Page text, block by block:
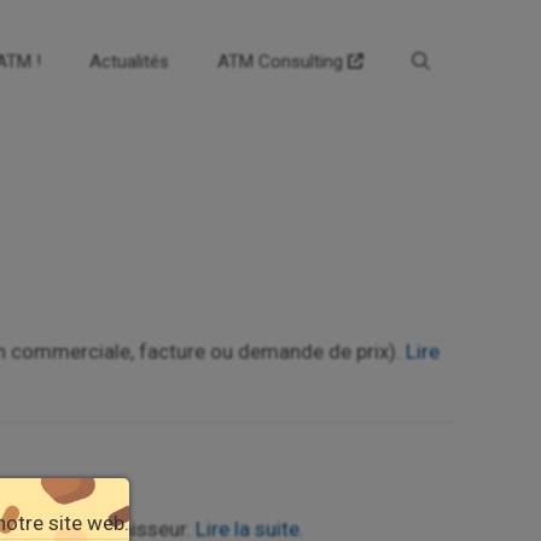
! Actualités ATM Consulting
commerciale, facture ou demande de prix).Lire
côté fournisseur.Lire la suite.
site web.